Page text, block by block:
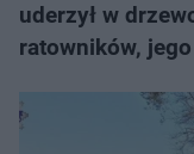
uderzył w
ratowników,